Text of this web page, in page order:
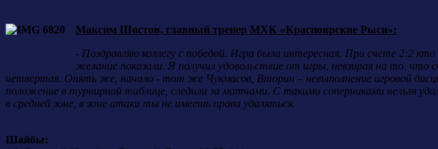
Максим Шостов, главный тренер МХК «Красноярские Рыси»:
- Поздравляю коллегу с победой. Игра была интересная. При счете 2:2
желание показали. Я получил удовольствие от игры, невзирая на то,
четвертая. Опять же, начало - тот же Чукмасов, Вторин – невыполнение игровой
положение в турнирной таблице, следили за матчами. С такими соперниками нельзя
в средней зоне, в зоне атаки ты не имеешь права удаляться.
Шайбы: